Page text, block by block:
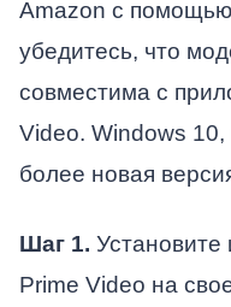
Amazon с
убедитесь, что
совместима с
Video. Windows
более новая
Шаг 1. Установите
Prime Video на